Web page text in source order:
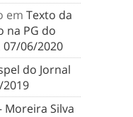
em Texto da
na PG do
07/06/2020
do Jornal
Moreira Silva